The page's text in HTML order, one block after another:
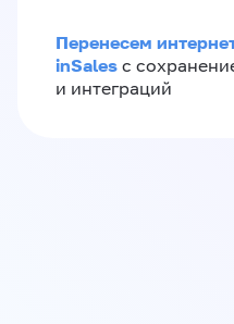
Перенесем
inSales с
и интеграций